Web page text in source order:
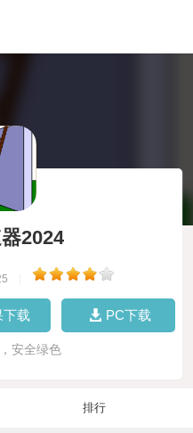
2024
下载 PC下载
安全绿色
排行